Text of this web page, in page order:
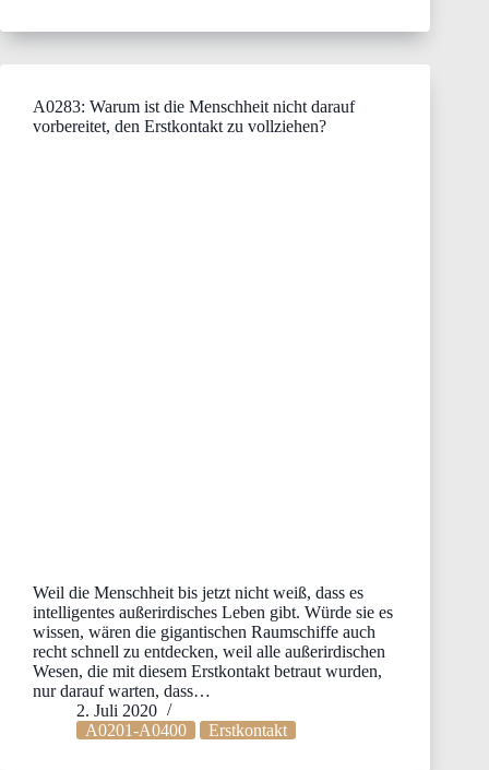
A0283: Warum ist die Menschheit nicht darauf
vorbereitet, den Erstkontakt zu vollziehen?
Weil die Menschheit bis jetzt nicht weiß, dass es
intelligentes außerirdisches Leben gibt. Würde sie es
wissen, wären die gigantischen Raumschiffe auch
recht schnell zu entdecken, weil alle außerirdischen
Wesen, die mit diesem Erstkontakt betraut wurden,
nur darauf warten, dass…
2. Juli 2020
A0201-A0400
Erstkontakt